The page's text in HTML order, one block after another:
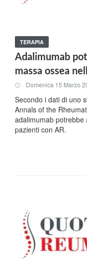
TERAPIA
Adalimumab
massa ossea
Domenica 15 Marzo
Secondo i dati di uno
Annals of the
adalimumab potrebbe
pazienti con AR.